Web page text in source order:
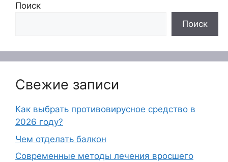
Поиск
Поиск
Свежие записи
Как выбрать противовирусное средство в
2026 году?
Чем отделать балкон
Современные методы лечения вросшего